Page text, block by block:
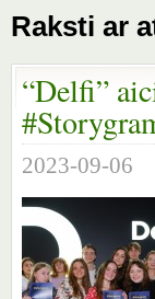
Raksti ar
“Delfi”
2023-09-06